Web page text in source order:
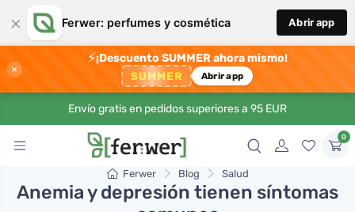
× Ferwer: perfumes y cosmética Abrir app
×
⚡¡Descuento SUMMER ahora mismo!
SUMMER Abrir app
Envío gratis en pedidos superiores a 95 EUR
0
Ferwer Blog Salud
Anemia y depresión tienen síntomas